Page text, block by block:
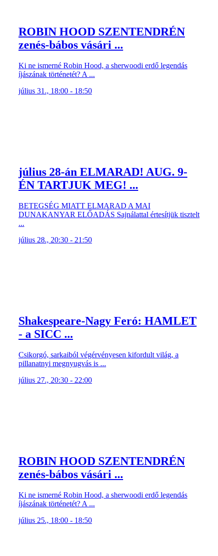
ROBIN HOOD SZENTENDRÉN
zenés-bábos vásári ...
Ki ne ismerné Robin Hood, a sherwoodi erdő legendás
íjászának történetét? A ...
július 31., 18:00 - 18:50
július 28-án ELMARAD! AUG. 9-
ÉN TARTJUK MEG! ...
BETEGSÉG MIATT ELMARAD A MAI
DUNAKANYAR ELŐADÁS Sajnálattal értesítjük tisztelt
...
július 28., 20:30 - 21:50
Shakespeare-Nagy Feró: HAMLET
- a SICC ...
Csikorgó, sarkaiból végérvényesen kifordult világ, a
pillanatnyi megnyugvás is ...
július 27., 20:30 - 22:00
ROBIN HOOD SZENTENDRÉN
zenés-bábos vásári ...
Ki ne ismerné Robin Hood, a sherwoodi erdő legendás
íjászának történetét? A ...
július 25., 18:00 - 18:50